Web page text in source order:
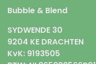
Bubble & Blend
SYDWENDE 30
9204 KE DRACHTEN
KvK: 9193505